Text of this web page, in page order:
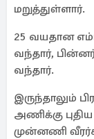
மறுத்துள்ளார்.
25 வயதான
வந்தார்,
வந்தார்.
இருந்தாலும்
அணிக்கு
முன்னணி